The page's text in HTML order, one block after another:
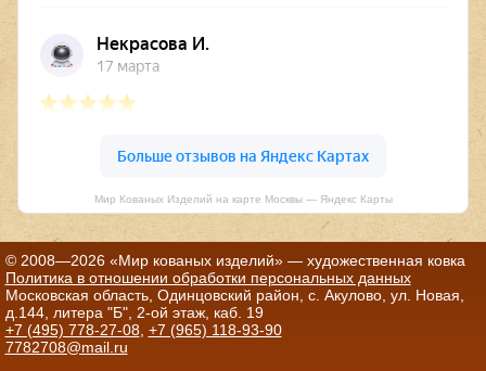
Мир Кованых Изделий на карте Москвы — Яндекс Карты
© 2008—2026 «Мир кованых изделий» — художественная ковка
Политика в отношении обработки персональных данных
Московская область, Одинцовский район, с. Акулово, ул. Новая,
д.144, литера "Б", 2-ой этаж, каб. 19
+7 (495) 778-27-08, +7 (965) 118-93-90
7782708@mail.ru